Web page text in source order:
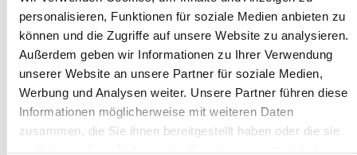
personalisieren, Funktionen für soziale Medien anbieten zu
können und die Zugriffe auf unsere Website zu analysieren.
Außerdem geben wir Informationen zu Ihrer Verwendung
unserer Website an unsere Partner für soziale Medien,
Werbung und Analysen weiter. Unsere Partner führen diese
Informationen möglicherweise mit weiteren Daten
zusammen, die Sie ihnen bereitgestellt haben oder die sie
Typ *
Postleitzahl *